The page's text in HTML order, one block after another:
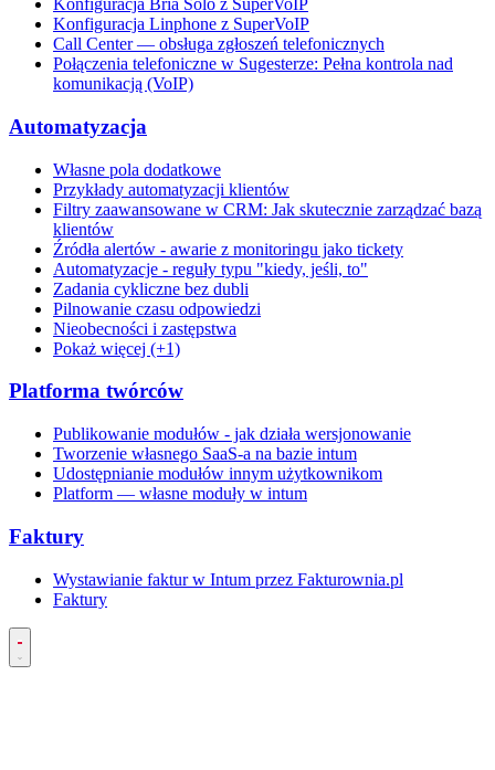
Konfiguracja Bria Solo z SuperVoIP
Konfiguracja Linphone z SuperVoIP
Call Center — obsługa zgłoszeń telefonicznych
Połączenia telefoniczne w Sugesterze: Pełna kontrola nad
komunikacją (VoIP)
Automatyzacja
Własne pola dodatkowe
Przykłady automatyzacji klientów
Filtry zaawansowane w CRM: Jak skutecznie zarządzać bazą
klientów
Źródła alertów - awarie z monitoringu jako tickety
Automatyzacje - reguły typu "kiedy, jeśli, to"
Zadania cykliczne bez dubli
Pilnowanie czasu odpowiedzi
Nieobecności i zastępstwa
Pokaż więcej (+1)
Platforma twórców
Publikowanie modułów - jak działa wersjonowanie
Tworzenie własnego SaaS-a na bazie intum
Udostępnianie modułów innym użytkownikom
Platform — własne moduły w intum
Faktury
Wystawianie faktur w Intum przez Fakturownia.pl
Faktury